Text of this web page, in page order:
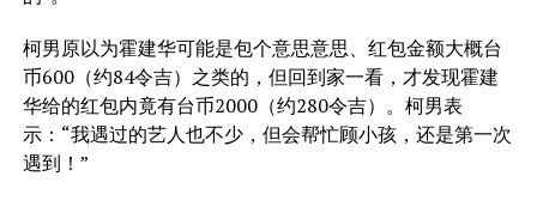
柯男原以为霍建华可能是包个意思意思、红包金额大概台
币600（约84令吉）之类的，但回到家一看，才发现霍建
华给的红包内竟有台币2000（约280令吉）。柯男表
示：“我遇过的艺人也不少，但会帮忙顾小孩，还是第一次
遇到！”